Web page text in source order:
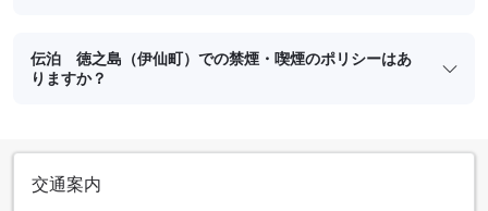
伝泊 徳之島（伊仙町）での禁煙・喫煙のポリシーはあ
りますか？
交通案内